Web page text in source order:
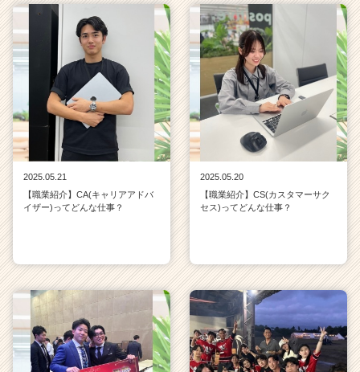
2025.05.21
【職業紹介】CA(キャリアアドバ
イザー)ってどんな仕事？
2025.05.20
【職業紹介】CS(カスタマーサク
セス)ってどんな仕事？